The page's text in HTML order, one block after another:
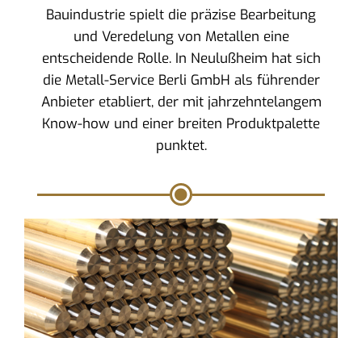
Bauindustrie spielt die präzise Bearbeitung
und Veredelung von Metallen eine
entscheidende Rolle. In Neulußheim hat sich
die Metall-Service Berli GmbH als führender
Anbieter etabliert, der mit jahrzehntelangem
Know-how und einer breiten Produktpalette
punktet.